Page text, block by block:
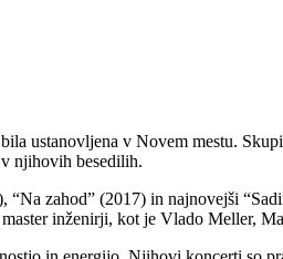
ustanovljena v Novem mestu.
njihovih besedilih.
zahod” (2017) in najnovejši
inženirji, kot je Vlado Meller,